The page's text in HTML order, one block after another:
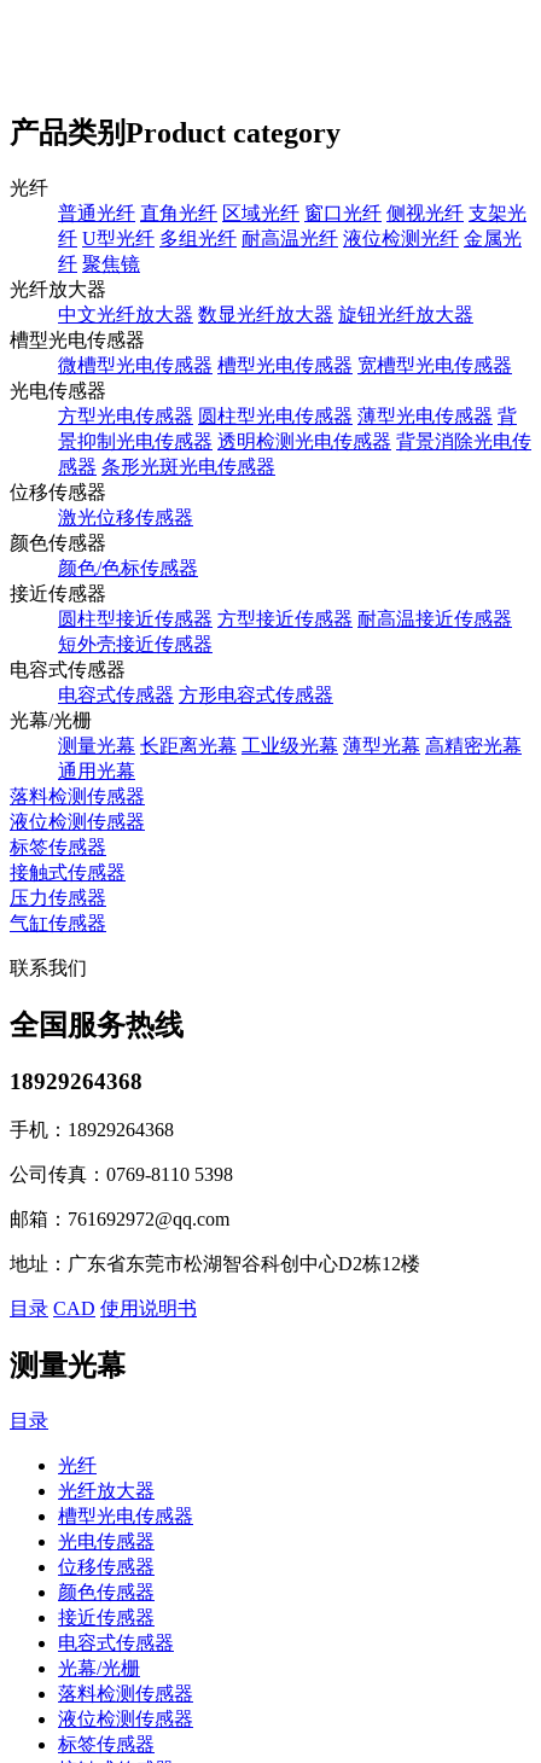
产品类别Product category
光纤
普通光纤 直角光纤 区域光纤 窗口光纤 侧视光纤 支架光
纤 U型光纤 多组光纤 耐高温光纤 液位检测光纤 金属光
纤 聚焦镜
光纤放大器
中文光纤放大器 数显光纤放大器 旋钮光纤放大器
槽型光电传感器
微槽型光电传感器 槽型光电传感器 宽槽型光电传感器
光电传感器
方型光电传感器 圆柱型光电传感器 薄型光电传感器 背
景抑制光电传感器 透明检测光电传感器 背景消除光电传
感器 条形光斑光电传感器
位移传感器
激光位移传感器
颜色传感器
颜色/色标传感器
接近传感器
圆柱型接近传感器 方型接近传感器 耐高温接近传感器
短外壳接近传感器
电容式传感器
电容式传感器 方形电容式传感器
光幕/光栅
测量光幕 长距离光幕 工业级光幕 薄型光幕 高精密光幕
通用光幕
落料检测传感器
液位检测传感器
标签传感器
接触式传感器
压力传感器
气缸传感器
联系我们
全国服务热线
18929264368
手机： 18929264368
公司传真： 0769-8110 5398
邮箱： 761692972@qq.com
地址： 广东省东莞市松湖智谷科创中心D2栋12楼
目录 CAD 使用说明书
测量光幕
目录
光纤
光纤放大器
槽型光电传感器
光电传感器
位移传感器
颜色传感器
接近传感器
电容式传感器
光幕/光栅
落料检测传感器
液位检测传感器
标签传感器